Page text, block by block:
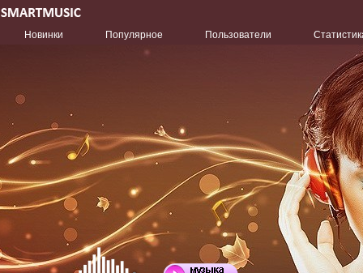
Новинки Популярное Пользователи